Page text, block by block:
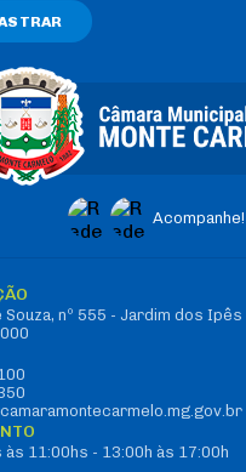
Acompanhe!
Souza, nº 555 - Jardim dos Ipês
às 11:00hs - 13:00h às 17:00h